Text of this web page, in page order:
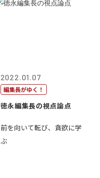
2022.01.07
編集長がゆく！
徳永編集長の視点論点
前を向いて転び、貪欲に学
ぶ